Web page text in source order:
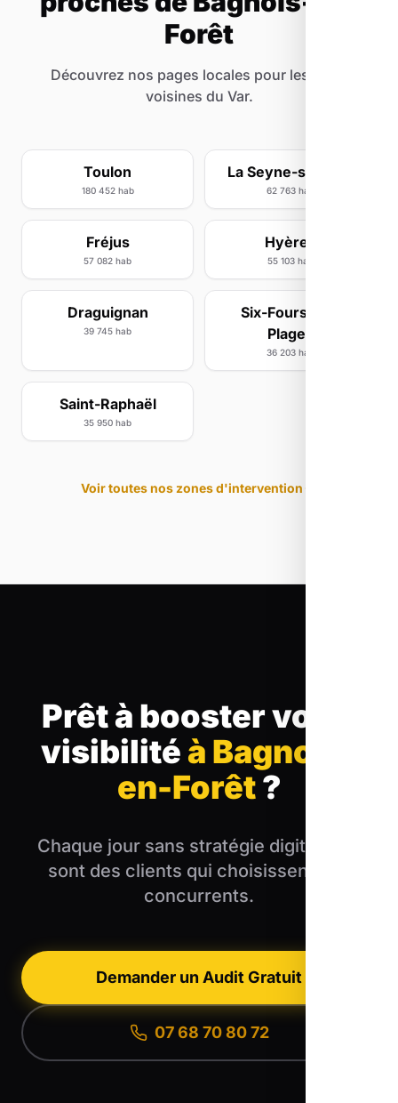
Forêt
Découvrez nos pages locales pour les villes
voisines du Var.
Toulon
180 452 hab
La Seyne-sur-Mer
62 763 hab
Fréjus
57 082 hab
Hyères
55 103 hab
Draguignan
39 745 hab
Six-Fours-les-
Plages
36 203 hab
Saint-Raphaël
35 950 hab
Voir toutes nos zones d'intervention
Prêt à booster votre
visibilitéà Bagnols-
en-Forêt?
Chaque jour sans stratégie digitale, ce
sont des clients qui choisissent vos
concurrents.
Demander un Audit Gratuit
07 68 70 80 72